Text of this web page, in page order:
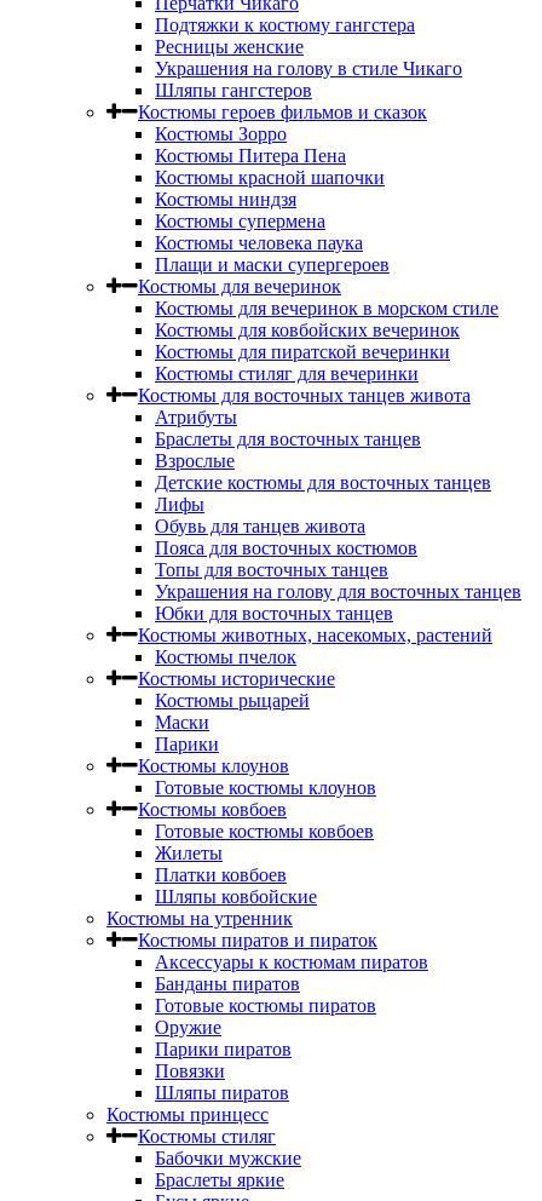
Подтяжки к костюму гангстера
Ресницы женские
Украшения на голову в стиле Чикаго
Шляпы гангстеров
Костюмы героев фильмов и сказок
Костюмы Зорро
Костюмы Питера Пена
Костюмы красной шапочки
Костюмы ниндзя
Костюмы супермена
Костюмы человека паука
Плащи и маски супергероев
Костюмы для вечеринок
Костюмы для вечеринок в морском стиле
Костюмы для ковбойских вечеринок
Костюмы для пиратской вечеринки
Костюмы стиляг для вечеринки
Костюмы для восточных танцев живота
Атрибуты
Браслеты для восточных танцев
Взрослые
Детские костюмы для восточных танцев
Лифы
Обувь для танцев живота
Пояса для восточных костюмов
Топы для восточных танцев
Украшения на голову для восточных танцев
Юбки для восточных танцев
Костюмы животных, насекомых, растений
Костюмы пчелок
Костюмы исторические
Костюмы рыцарей
Маски
Парики
Костюмы клоунов
Готовые костюмы клоунов
Костюмы ковбоев
Готовые костюмы ковбоев
Жилеты
Платки ковбоев
Шляпы ковбойские
Костюмы на утренник
Костюмы пиратов и пираток
Аксессуары к костюмам пиратов
Банданы пиратов
Готовые костюмы пиратов
Оружие
Парики пиратов
Повязки
Шляпы пиратов
Костюмы принцесс
Костюмы стиляг
Бабочки мужские
Браслеты яркие